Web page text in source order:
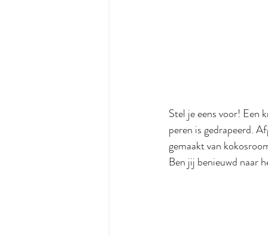
Stel je eens voor! Een
peren is gedrapeerd.
gemaakt van
Ben jij benieuwd naar